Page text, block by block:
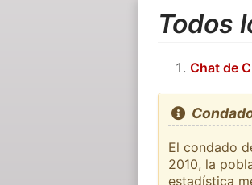
Todos
Chat de
El condado
2010, la
estadística